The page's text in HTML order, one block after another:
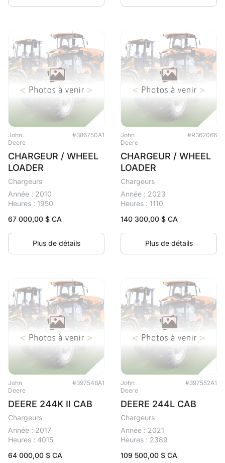
John
Deere
#386750A1
CHARGEUR / WHEEL
LOADER
Chargeurs
Année : 2010
Heures : 1950
67 000,00 $ CA
Plus de détails
John
Deere
#R362066
CHARGEUR / WHEEL
LOADER
Chargeurs
Année : 2023
Heures : 1110
140 300,00 $ CA
Plus de détails
John
Deere
#397548A1
DEERE 244K II CAB
Chargeurs
Année : 2017
Heures : 4015
64 000,00 $ CA
John
Deere
#397552A1
DEERE 244L CAB
Chargeurs
Année : 2021
Heures : 2389
109 500,00 $ CA